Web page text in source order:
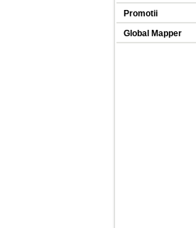
Promotii
Global Mapper